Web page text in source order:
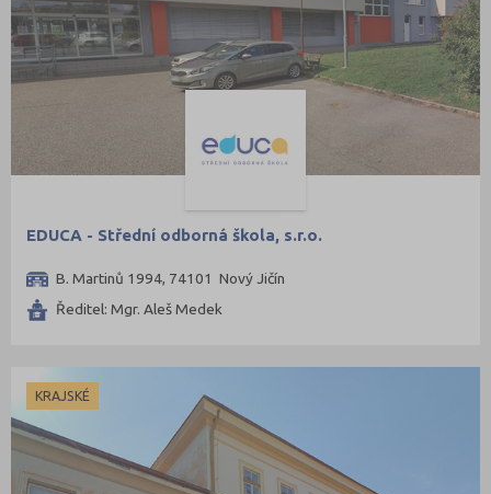
EDUCA - Střední odborná škola, s.r.o.
B. Martinů 1994, 74101 Nový Jičín
Ředitel: Mgr. Aleš Medek
KRAJSKÉ